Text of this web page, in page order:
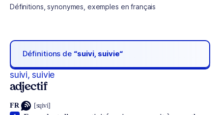
Définitions, synonymes, exemples en français
Définitions de “suivi, suivie“
suivi, suivie
adjectif
FR [sɥivi]